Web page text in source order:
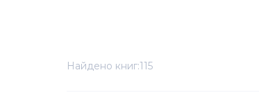
Найдено книг:115